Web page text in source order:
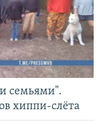
семьями".
хиппи-слёта